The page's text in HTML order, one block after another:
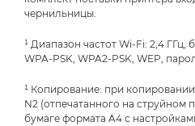
чернильницы.
¹ Диапазон частот Wi-Fi: 2,4 ГГц,
WPA-PSK, WPA2-PSK, WEP,
¹ Копирование: при
N2 (отпечатанного на струйном
бумаге формата A4 с